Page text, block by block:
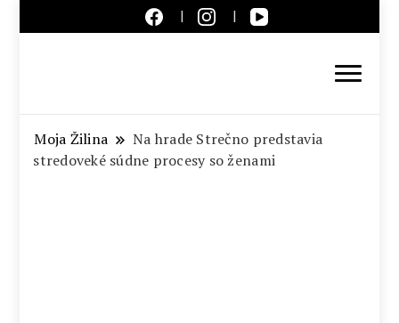
Slovensko
Moja Žilina
Na hrade Strečno predstavia
stredoveké súdne procesy so ženami